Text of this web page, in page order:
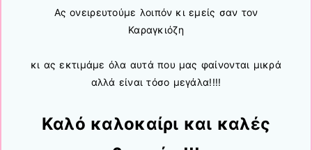
Ας ονειρευτούμε λοιπόν κι εμείς σαν τον
Καραγκιόζη
κι ας εκτιμάμε όλα αυτά που μας φαίνονται μικρά
αλλά είναι τόσο μεγάλα!!!!
Καλό καλοκαίρι και καλές